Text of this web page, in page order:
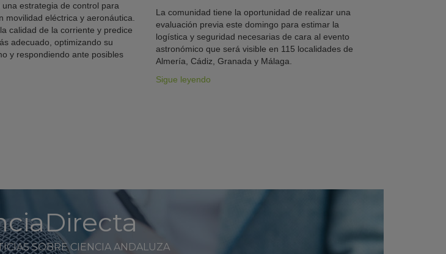
estrategia de control para
movilidad eléctrica y aeronáutica.
calidad de la corriente y predice
adecuado, optimizando su
y respondiendo ante posibles
La comunidad tiene la oportunidad de realizar una
evaluación previa este domingo para estimar la
logística y seguridad necesarias de cara al evento
astronómico que será visible en 115 localidades de
Almería, Cádiz, Granada y Málaga.
Sigue leyendo
SOBRE CIENCIA ANDALUZA